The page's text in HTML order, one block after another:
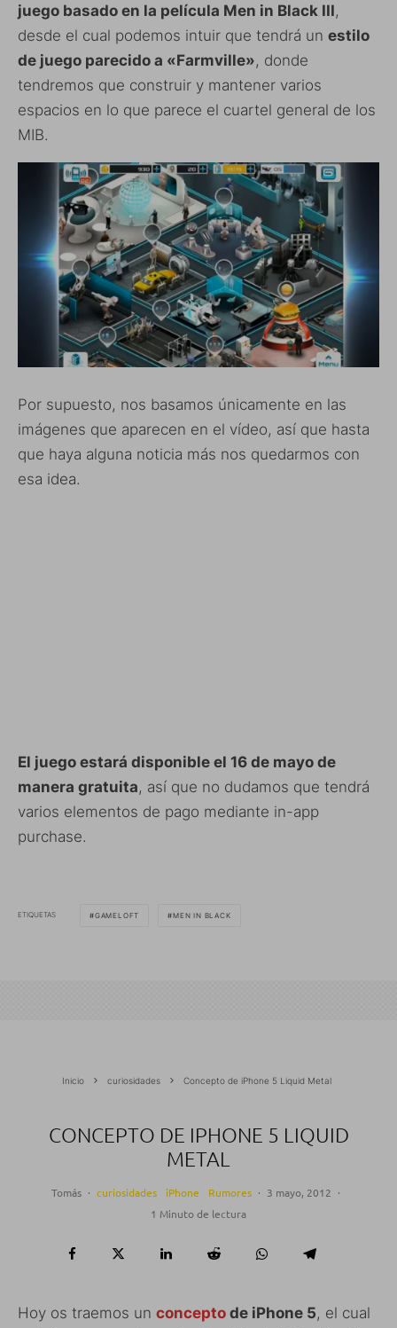
juego basado en la película Men in Black III,
desde el cual podemos intuir que tendrá un estilo
de juego parecido a «Farmville», donde
tendremos que construir y mantener varios
espacios en lo que parece el cuartel general de los
MIB.
Por supuesto, nos basamos únicamente en las
imágenes que aparecen en el vídeo, así que hasta
que haya alguna noticia más nos quedarmos con
esa idea.
El juego estará disponible el 16 de mayo de
manera gratuita, así que no dudamos que tendrá
varios elementos de pago mediante in-app
purchase.
ETIQUETAS GAMELOFT MEN IN BLACK
Inicio curiosidades Concepto de iPhone 5 Liquid Metal
CONCEPTO DE IPHONE 5 LIQUID
METAL
Tomás · curiosidades iPhone Rumores · 3 mayo, 2012 ·
1 Minuto de lectura
Hoy os traemos un concepto de iPhone 5, el cual